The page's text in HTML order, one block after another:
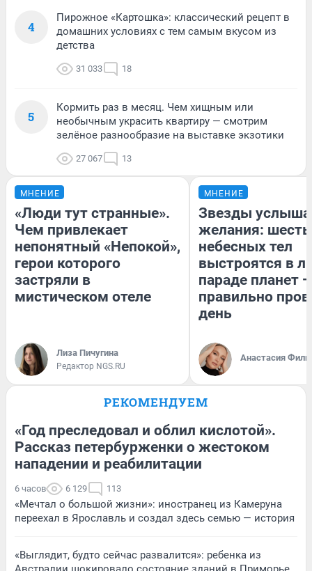
4
Пирожное «Картошка»: классический рецепт в
домашних условиях с тем самым вкусом из
детства
31 033 18
5
Кормить раз в месяц. Чем хищным или
необычным украсить квартиру — смотрим
зелёное разнообразие на выставке экзотики
27 067 13
МНЕНИЕ
«Люди тут странные».
Чем привлекает
непонятный «Непокой»,
герои которого
застряли в
мистическом отеле
Лиза Пичугина
Редактор NGS.RU
МНЕНИЕ
Звезды
желания: шесть
небесных тел
выстроятся в
параде планет
правильно
день
Анастасия
РЕКОМЕНДУЕМ
«Год преследовал и облил кислотой».
Рассказ петербурженки о жестоком
нападении и реабилитации
6 часов 6 129 113
«Мечтал о большой жизни»: иностранец из Камеруна
переехал в Ярославль и создал здесь семью — история
«Выглядит, будто сейчас развалится»: ребенка из